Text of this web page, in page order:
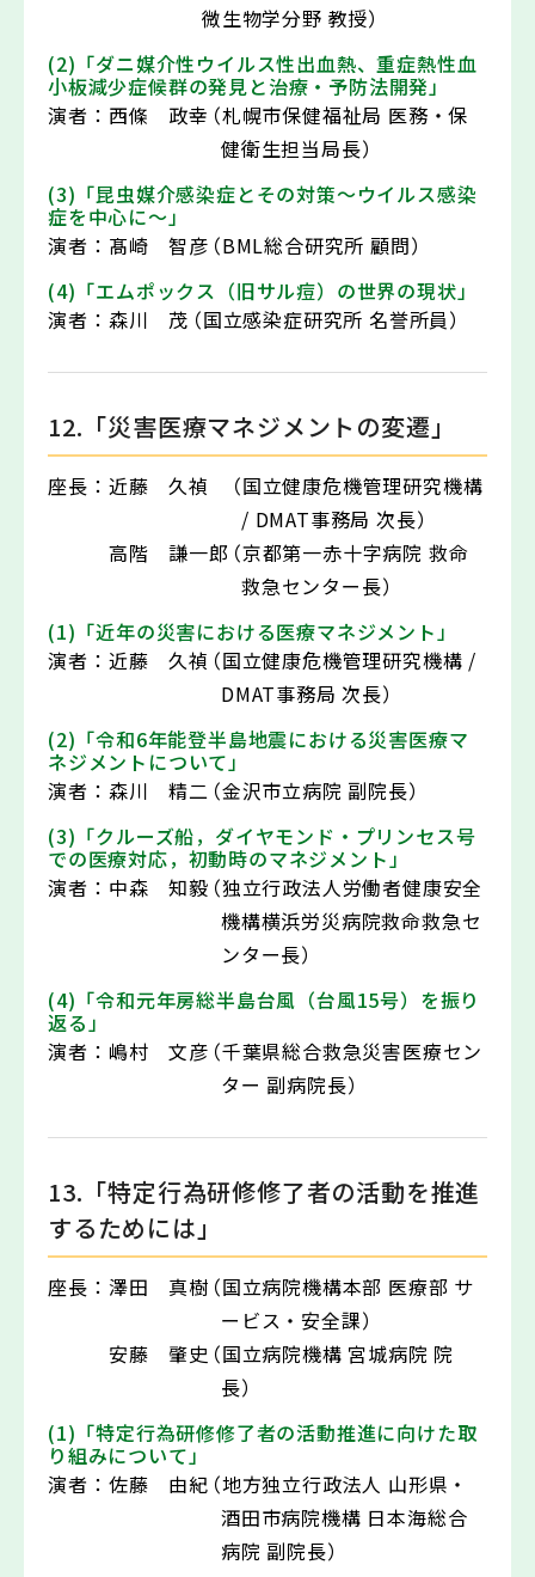
微生物学分野 教授）
(2)「ダニ媒介性ウイルス性出血熱、重症熱性血
小板減少症候群の発見と治療・予防法開発」
演者： 西條 政幸（札幌市保健福祉局 医務・保
健衛生担当局長）
(3)「昆虫媒介感染症とその対策～ウイルス感染
症を中心に～」
演者： 髙崎 智彦（BML総合研究所 顧問）
(4)「エムポックス（旧サル痘）の世界の現状」
演者： 森川 茂（国立感染症研究所 名誉所員）
12.「災害医療マネジメントの変遷」
座長： 近藤 久禎
（国立健康危機管理研究機構
/ DMAT事務局 次長）
高階 謙一郎（京都第一赤十字病院 救命
救急センター長）
(1)「近年の災害における医療マネジメント」
演者： 近藤 久禎（国立健康危機管理研究機構 /
DMAT事務局 次長）
(2)「令和6年能登半島地震における災害医療マ
ネジメントについて」
演者： 森川 精二（金沢市立病院 副院長）
(3)「クルーズ船，ダイヤモンド・プリンセス号
での医療対応，初動時のマネジメント」
演者： 中森 知毅（独立行政法人労働者健康安全
機構横浜労災病院救命救急セ
ンター長）
(4)「令和元年房総半島台風（台風15号）を振り
返る」
演者： 嶋村 文彦（千葉県総合救急災害医療セン
ター 副病院長）
13.「特定行為研修修了者の活動を推進
するためには」
座長： 澤田 真樹（国立病院機構本部 医療部 サ
ービス・安全課）
安藤 肇史（国立病院機構 宮城病院 院
長）
(1)「特定行為研修修了者の活動推進に向けた取
り組みについて」
演者： 佐藤 由紀（地方独立行政法人 山形県・
酒田市病院機構 日本海総合
病院 副院長）